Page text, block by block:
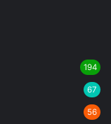
194
67
56